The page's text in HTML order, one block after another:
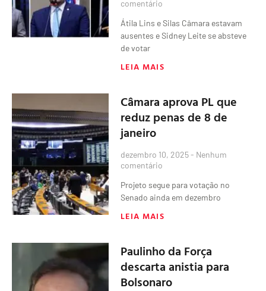
comentário
Átila Lins e Silas Câmara estavam
ausentes e Sidney Leite se absteve
de votar
LEIA MAIS
Câmara aprova PL que
reduz penas de 8 de
janeiro
dezembro 10, 2025 Nenhum
comentário
Projeto segue para votação no
Senado ainda em dezembro
LEIA MAIS
Paulinho da Força
descarta anistia para
Bolsonaro